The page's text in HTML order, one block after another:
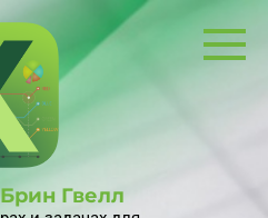
Гвелл